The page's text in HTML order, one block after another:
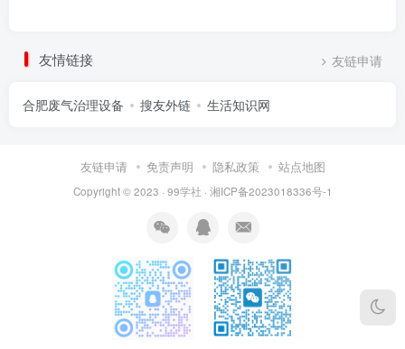
友情链接 友链申请
合肥废气治理设备 搜友外链 生活知识网
友链申请 免责声明 隐私政策 站点地图
Copyright © 2023 · 99学社 · 湘ICP备2023018336号-1